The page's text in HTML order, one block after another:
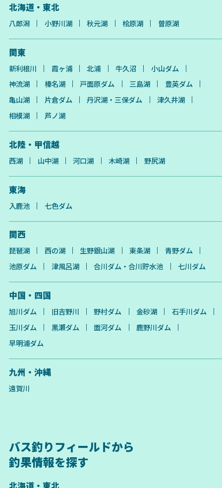
北海道・東北
八郎潟 小野川湖 秋元湖 桧原湖 曽原湖
関東
新利根川 霞ヶ浦 北浦 牛久沼
小山ダム
神流湖
榛名湖 戸面原ダム 三島湖
豊英ダム
亀山湖
片倉ダム 丹沢湖・三保ダム
津久井湖
相模湖
芦ノ湖
北陸・甲信越
西湖 山中湖 河口湖 木崎湖 野尻湖
東海
入鹿池 七色ダム
関西
琵琶湖 西の湖 生野銀山湖 東条湖
青野ダム
池原ダム
津風呂湖 合川ダム・合川貯水池 七川ダム
中国・四国
旭川ダム 旧吉野川 野村ダム 金砂湖
石手川ダム
玉川ダム
黒瀬ダム 面河ダム
鹿野川ダム
早明浦ダム
九州・沖縄
遠賀川
バス釣りフィールドから
釣果情報を探す
北海道・東北